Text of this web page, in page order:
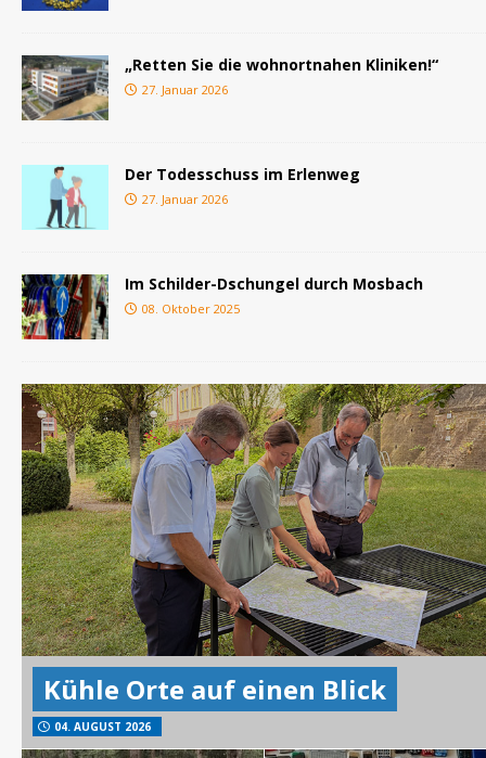
„Retten Sie die wohnortnahen Kliniken!“
27. Januar 2026
Der Todesschuss im Erlenweg
27. Januar 2026
Im Schilder-Dschungel durch Mosbach
08. Oktober 2025
Kühle Orte auf einen Blick
04. AUGUST 2026